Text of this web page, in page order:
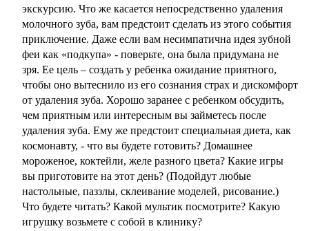
экскурсию. Что же касается непосредственно удаления
молочного зуба, вам предстоит сделать из этого события
приключение. Даже если вам несимпатична идея зубной
феи как «подкупа» - поверьте, она была придумана не
зря. Ее цель – создать у ребенка ожидание приятного,
чтобы оно вытеснило из его сознания страх и дискомфорт
от удаления зуба. Хорошо заранее с ребенком обсудить,
чем приятным или интересным вы займетесь после
удаления зуба. Ему же предстоит специальная диета, как
космонавту, - что вы будете готовить? Домашнее
мороженое, коктейли, желе разного цвета? Какие игры
вы приготовите на этот день? (Подойдут любые
настольные, паззлы, склеивание моделей, рисование.)
Что будете читать? Какой мультик посмотрите? Какую
игрушку возьмете с собой в клинику?